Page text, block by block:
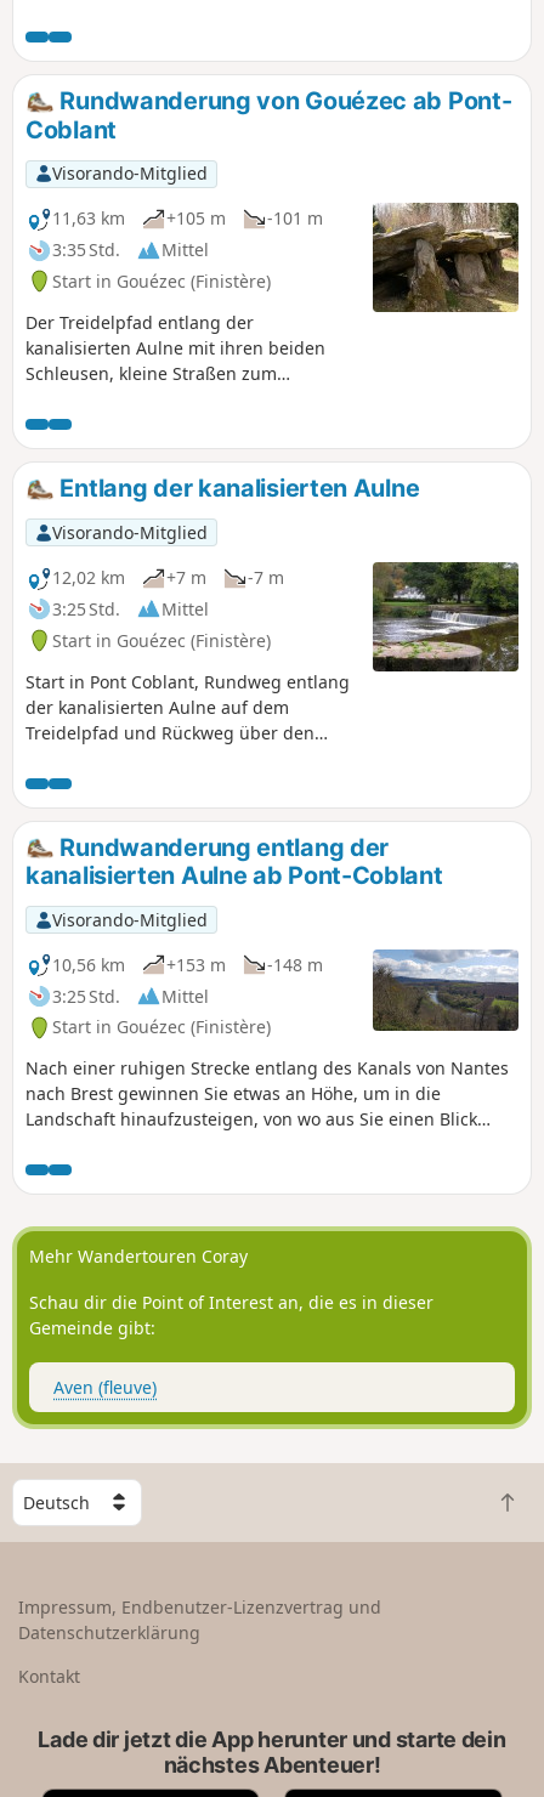
Rundwanderung von Gouézec ab Pont-
Coblant
Visorando-Mitglied
11,63 km
+105 m
-101 m
3:35 Std.
Mittel
Start in Gouézec (Finistère)
Der Treidelpfad entlang der
kanalisierten Aulne mit ihren beiden
Schleusen, kleine Straßen zum
die Monts d'Arrée und Rückweg nach
Pont-Coblant über Wege mitten in der
Natur.Entlang der Strecke entdeckt man
eine schöne überdachte Allee.
Entlang der kanalisierten Aulne
Visorando-Mitglied
12,02 km
+7 m
-7 m
3:25 Std.
Mittel
Start in Gouézec (Finistère)
Start in Pont Coblant, Rundweg entlang
der kanalisierten Aulne auf dem
Treidelpfad und Rückweg über den
Frühlingsanfang.
Rundwanderung entlang der
kanalisierten Aulne ab Pont-Coblant
Visorando-Mitglied
10,56 km
+153 m
-148 m
3:25 Std.
Mittel
Start in Gouézec (Finistère)
Nach einer ruhigen Strecke entlang des Kanals von Nantes
nach Brest gewinnen Sie etwas an Höhe, um in die
Landschaft hinaufzusteigen, von wo aus Sie einen Blick
Monts d'Arrée haben.Sie erreichen Ihren Ausgangspunkt
wieder, nachdem Sie über kleine Landstraßen und
Hohlwege gewandert sind. Pont-Coblant liegt etwa 5 km von
Pleyben entfernt an der D785 in Richtung Briec.
Mehr Wandertouren Coray
Schau dir die Point of Interest an, die es in dieser
Gemeinde gibt:
Aven (fleuve)
W
ä
h
e
n
Z
u
Impressum, Endbenutzer-Lizenzvertrag und
Datenschutzerklärung
Kontakt
Lade dir jetzt die App herunter und starte dein
nächstes Abenteuer!